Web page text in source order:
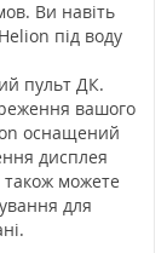
Ви навіть
під воду
пульт ДК.
вашого
оснащений
дисплея
також можете
для